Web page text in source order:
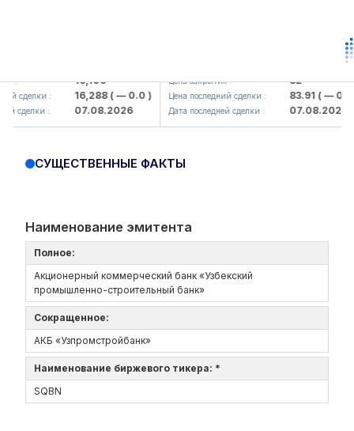
: 16,100
сделки : 16,288( — 0.0 )
сделки : 07.08.2026
KFSK (<Kafolat sug'urta
Цена закрытия : 82
Цена последний сделки : 83.91( — 0.0 )
Дата последней сделки : 07.08.2026
СУЩЕСТВЕННЫЕ ФАКТЫ
Наименование эмитента
Полное:
Акционерный коммерческий банк «Узбекский
промышленно-строительный банк»
Сокращенное:
АКБ «Узпромстройбанк»
Наименование биржевого тикера: *
SQBN